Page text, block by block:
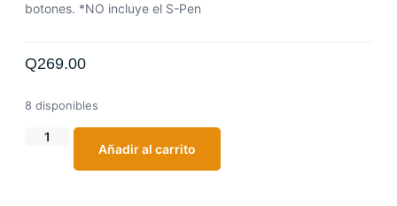
botones. *NO incluye el S-Pen
Q269.00
8 disponibles
Añadir al carrito